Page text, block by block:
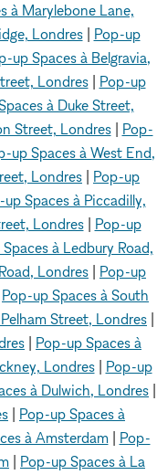
à Marylebone Lane,
Londres| Pop-up
up Spaces à Belgravia,
Londres| Pop-up
à Duke Street,
Street, Londres| Pop-
up Spaces à West End,
Londres
Pop-up
up Spaces à Piccadilly,
Londres| Pop-up
à Ledbury Road,
Londres
Pop-up
Pop-up Spaces à South
Street, Londres
Pop-up Spaces à
Londres| Pop-up
à Dulwich, Londres
Pop-up Spaces à
à Amsterdam| Pop-
Pop-up Spaces à La